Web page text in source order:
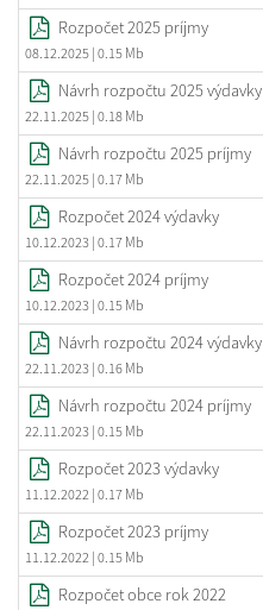
Rozpočet 2025 príjmy
08.12.2025 | 0.15 Mb
Návrh rozpočtu 2025 výdavky
22.11.2025 | 0.18 Mb
Návrh rozpočtu 2025 príjmy
22.11.2025 | 0.17 Mb
Rozpočet 2024 výdavky
10.12.2023 | 0.17 Mb
Rozpočet 2024 príjmy
10.12.2023 | 0.15 Mb
Návrh rozpočtu 2024 výdavky
22.11.2023 | 0.16 Mb
Návrh rozpočtu 2024 príjmy
22.11.2023 | 0.15 Mb
Rozpočet 2023 výdavky
11.12.2022 | 0.17 Mb
Rozpočet 2023 príjmy
11.12.2022 | 0.15 Mb
Rozpočet obce rok 2022